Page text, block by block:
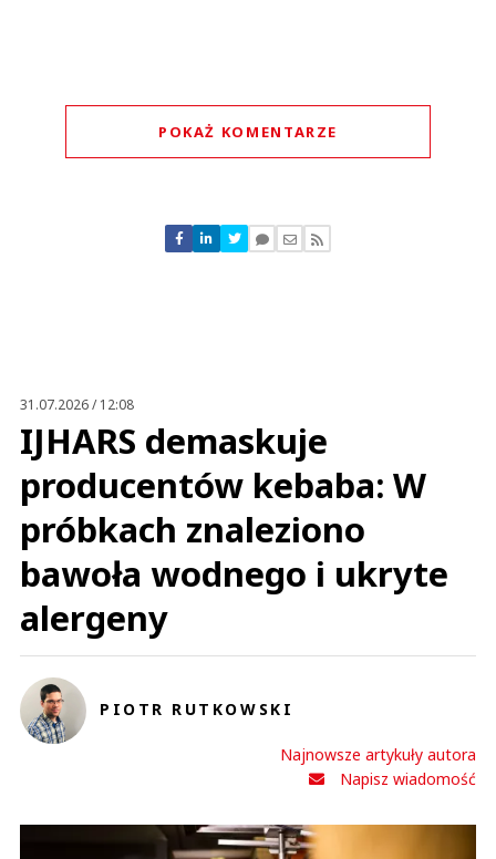
POKAŻ KOMENTARZE
Nie znaleziono komentarzy
Zostaw swoje komentarze
31.07.2026 / 12:08
IJHARS demaskuje
producentów kebaba: W
próbkach znaleziono
bawoła wodnego i ukryte
alergeny
PIOTR RUTKOWSKI
Najnowsze artykuły autora
Napisz wiadomość